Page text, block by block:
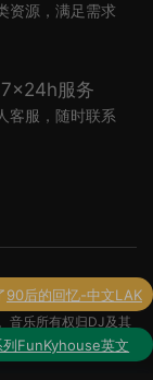
资源，满足需求
7x24h服务
客服，随时联系
音乐所有权归DJ及其
处理。
列FunKyhouse英文
购买了世界杯专辑小串